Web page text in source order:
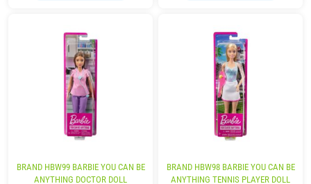
BRAND HBW99 BARBIE YOU CAN BE
ANYTHING DOCTOR DOLL
BRAND HBW98 BARBIE YOU CAN BE
ANYTHING TENNIS PLAYER DOLL